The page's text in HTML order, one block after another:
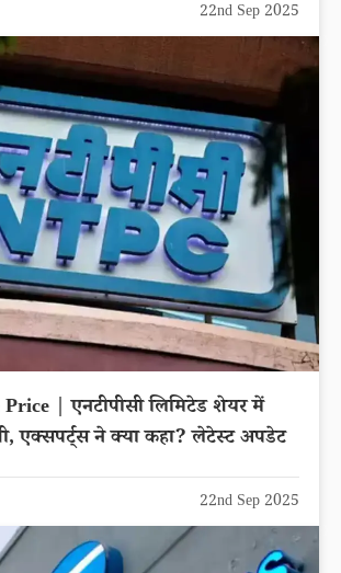
22nd Sep 2025
| एनटीपीसी लिमिटेड शेयर में
एक्सपर्ट्स ने क्या कहा? लेटेस्ट अपडेट
22nd Sep 2025